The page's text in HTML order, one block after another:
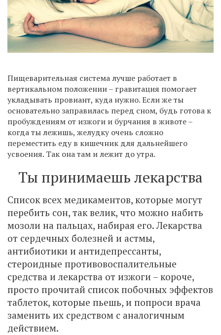
Пищеварительная система лучше работает в
вертикальном положении – гравитация помогает
укладывать провиант, куда нужно. Если же ты
основательно заправилась перед сном, будь готова к
пробуждениям от изжоги и бурчания в животе –
когда ты лежишь, желудку очень сложно
переместить еду в кишечник для дальнейшего
усвоения. Так она там и лежит до утра.
Ты принимаешь лекарства
Список всех медикаментов, которые могут
перебить сон, так велик, что можно набить
мозоли на пальцах, набирая его. Лекарства
от сердечных болезней и астмы,
антибиотики и антидепрессанты,
стероидные противовоспалительные
средства и лекарства от изжоги – короче,
просто прочитай список побочных эффектов
таблеток, которые пьешь, и попроси врача
заменить их средством с аналогичным
действием.